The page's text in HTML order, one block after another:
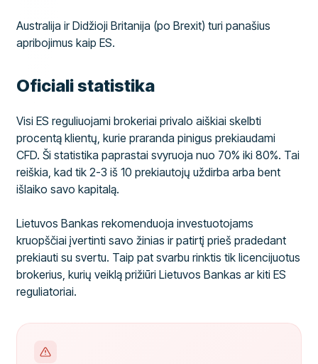
Australija ir Didžioji Britanija (po Brexit) turi panašius
apribojimus kaip ES.
Oficiali statistika
Visi ES reguliuojami brokeriai privalo aiškiai skelbti
procentą klientų, kurie praranda pinigus prekiaudami
CFD. Ši statistika paprastai svyruoja nuo 70% iki 80%. Tai
reiškia, kad tik 2-3 iš 10 prekiautojų uždirba arba bent
išlaiko savo kapitalą.
Lietuvos Bankas rekomenduoja investuotojams
kruopščiai įvertinti savo žinias ir patirtį prieš pradedant
prekiauti su svertu. Taip pat svarbu rinktis tik licencijuotus
brokerius, kurių veiklą prižiūri Lietuvos Bankas ar kiti ES
reguliatoriai.